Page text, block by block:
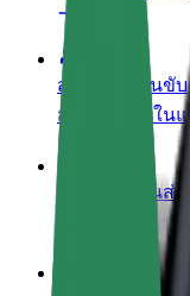
สมัครเป็นคนขับ
สร้างรายได้ใน
สมัครเป็นคนส่ง
ส่งอาหารและ